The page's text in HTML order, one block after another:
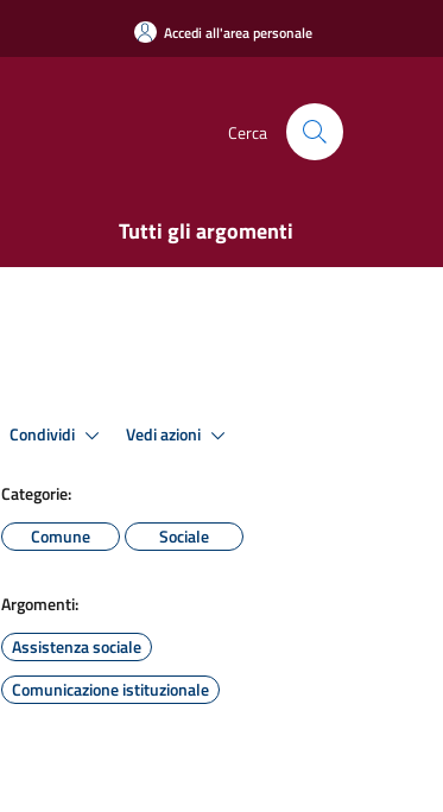
Accedi all'area personale
Cerca
Tutti gli argomenti
Condividi Vedi azioni
Categorie:
Comune
Sociale
Argomenti:
Assistenza sociale
Comunicazione istituzionale